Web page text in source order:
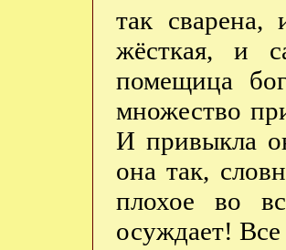
так
жёсткая, и
помещица
множество
И привыкла
она так,
плохое во
осуждает!